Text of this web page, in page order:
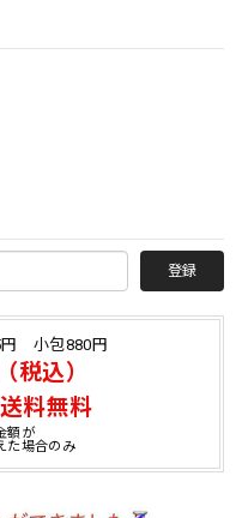
登録
円 小包880円
税込）
料無料
額が
た場合のみ